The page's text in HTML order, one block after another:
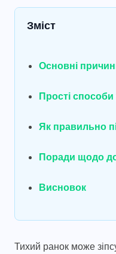
Зміст
Основні
Прості
Як правильно
Поради щодо
Висновок
Тихий ранок може